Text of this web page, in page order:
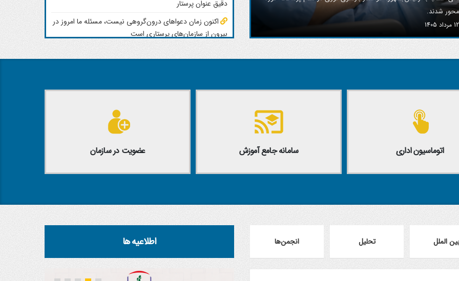
شدند.
خدمت زائران حضرت سیدالشهدا(ع) باشد؛ تجربه‌ای که به گفته او با هیچ چیز
10 مرداد 1405
دقیق عنوان پرستار
اکنون زمان دعواهای درون‌گروهی نیست، مسئله ما امروز در
بیرون از سازمان‌های پرستاری است
سرمایه‌گذاری فوری در نیروی پرستاری برای مقابله با افزایش بار
اتوماسیون اداری سامانه جامع آموزش عضویت در سازمان
الملل تحلیل انجمن‌ها اطلاعیه ها